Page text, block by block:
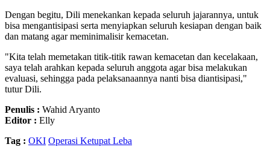
Dengan begitu, Dili menekankan kepada seluruh jajarannya, untuk
bisa mengantisipasi serta menyiapkan seluruh kesiapan dengan baik
dan matang agar meminimalisir kemacetan.
"Kita telah memetakan titik-titik rawan kemacetan dan kecelakaan,
saya telah arahkan kepada seluruh anggota agar bisa melakukan
evaluasi, sehingga pada pelaksanaannya nanti bisa diantisipasi,"
tutur Dili.
Penulis : Wahid Aryanto
Editor : Elly
Tag : OKI Operasi Ketupat Leba